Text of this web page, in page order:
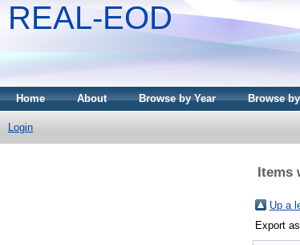
REAL-EOD
Home About Browse by Year Browse
Login
Items
Up a
Export as